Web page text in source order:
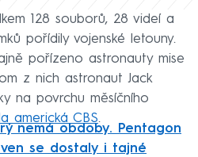
128 souborů, 28 videí a
pořídily vojenské letouny.
pořízeno astronauty mise
z nich astronaut Jack
na povrchu měsíčního
americká CBS.
nemá obdoby. Pentagon
se dostaly i tajné